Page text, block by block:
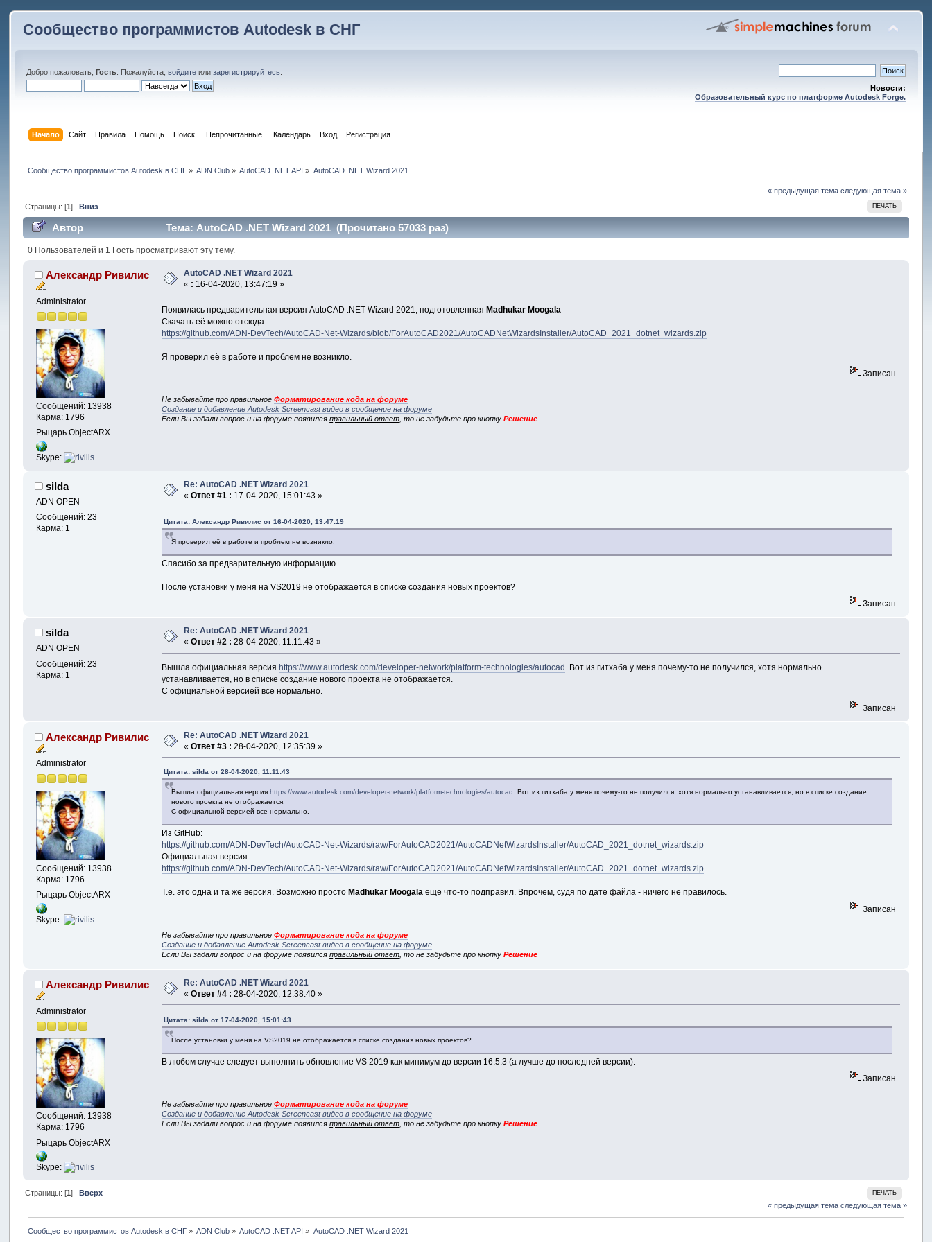
Сообщество программистов Autodesk в СНГ
Добро пожаловать,Гость . Пожалуйста,войдите илизарегистрируйтесь
Новости:
Образовательный курс по платформе Autodesk Forge.
Начало Сайт Правила Помощь Поиск Непрочитанные Календарь Вход Регистрация
Сообщество программистов Autodesk в СНГ» ADN Club » AutoCAD .NET API » AutoCAD .NET Wizard 2021
« предыдущая тема следующая тема »
ПЕЧАТЬ
Страницы: [1] Вниз
Автор Тема: AutoCAD .NET Wizard 2021 (Прочитано 57033 раз)
0 Пользователей и 1 Гость просматривают эту тему.
Александр Ривилис
Administrator
Сообщений: 13938
Карма: 1796
Рыцарь ObjectARX
Skype:
AutoCAD .NET Wizard 2021
« : 16-04-2020, 13:47:19 »
Появилась предварительная версия AutoCAD .NET Wizard 2021, подготовленнаяMadhukar Moogala
Скачать её можно отсюда:
https://github.com/ADN-DevTech/AutoCAD-Net-Wizards/blob/ForAutoCAD2021/AutoCADNetWizardsInstaller/AutoCAD_2021_dotnet_wizards.zip
Я проверил её в работе и проблем не возникло.
Записан
Не забывайте про правильноеФорматирование кода на форуме
Создание и добавление Autodesk Screencast видео в сообщение на форуме
Если Вы задали вопрос и на форуме появилсяправильный ответ , то не забудьте про кнопкуРешение
silda
ADN OPEN
Сообщений: 23
Карма: 1
Re: AutoCAD .NET Wizard 2021
«Ответ #1 : 17-04-2020, 15:01:43 »
Цитата: Александр Ривилис от 16-04-2020, 13:47:19
Я проверил её в работе и проблем не возникло.
Спасибо за предварительную информацию.
После установки у меня на VS2019 не отображается в списке создания новых проектов?
Записан
silda
ADN OPEN
Сообщений: 23
Карма: 1
Re: AutoCAD .NET Wizard 2021
«Ответ #2 : 28-04-2020, 11:11:43 »
Вышла официальная версия https://www.autodesk.com/developer-network/platform-technologies/autocad . Вот из гитхаба у меня почему-то не получился, хотя нормально
устанавливается, но в списке создание нового проекта не отображается.
С официальной версией все нормально.
Записан
Александр Ривилис
Administrator
Сообщений: 13938
Карма: 1796
Рыцарь ObjectARX
Skype:
Re: AutoCAD .NET Wizard 2021
«Ответ #3 : 28-04-2020, 12:35:39 »
Цитата: silda от 28-04-2020, 11:11:43
Вышла официальная версия https://www.autodesk.com/developer-network/platform-technologies/autocad . Вот из гитхаба у меня почему-то не получился, хотя нормально устанавливается, но в списке создание
нового проекта не отображается.
С официальной версией все нормально.
Из GitHub:
https://github.com/ADN-DevTech/AutoCAD-Net-Wizards/raw/ForAutoCAD2021/AutoCADNetWizardsInstaller/AutoCAD_2021_dotnet_wizards.zip
Официальная версия:
https://github.com/ADN-DevTech/AutoCAD-Net-Wizards/raw/ForAutoCAD2021/AutoCADNetWizardsInstaller/AutoCAD_2021_dotnet_wizards.zip
Т.е. это одна и та же версия. Возможно просто Madhukar Moogala еще что-то подправил. Впрочем, судя по дате файла - ничего не правилось.
Записан
Не забывайте про правильноеФорматирование кода на форуме
Создание и добавление Autodesk Screencast видео в сообщение на форуме
Если Вы задали вопрос и на форуме появилсяправильный ответ , то не забудьте про кнопкуРешение
Александр Ривилис
Administrator
Сообщений: 13938
Карма: 1796
Рыцарь ObjectARX
Skype:
Re: AutoCAD .NET Wizard 2021
«Ответ #4 : 28-04-2020, 12:38:40 »
Цитата: silda от 17-04-2020, 15:01:43
После установки у меня на VS2019 не отображается в списке создания новых проектов?
В любом случае следует выполнить обновление VS 2019 как минимум до версии 16.5.3 (а лучше до последней версии).
Записан
Не забывайте про правильноеФорматирование кода на форуме
Создание и добавление Autodesk Screencast видео в сообщение на форуме
Если Вы задали вопрос и на форуме появилсяправильный ответ , то не забудьте про кнопкуРешение
ПЕЧАТЬ
Страницы: [1 ]
Вверх
« предыдущая тема следующая тема »
Сообщество программистов Autodesk в СНГ» ADN Club » AutoCAD .NET API » AutoCAD .NET Wizard 2021